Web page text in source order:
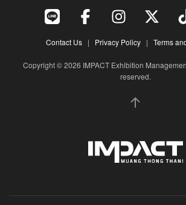
Contact Us| Privacy Policy| Terms
Copyright © 2026 IMPACT Exhibition
reserved.